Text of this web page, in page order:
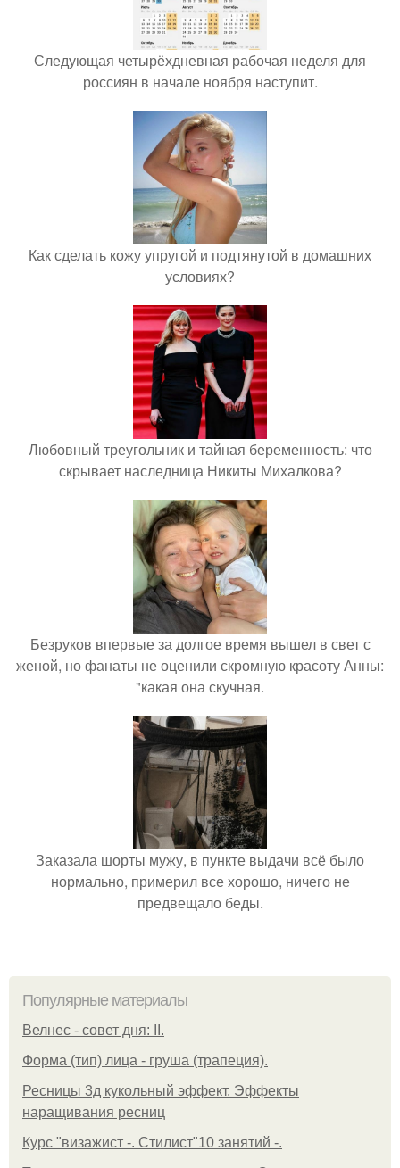
Следующая четырёхдневная рабочая неделя для
россиян в начале ноября наступит.
Как сделать кожу упругой и подтянутой в домашних
условиях?
Любовный треугольник и тайная беременность: что
скрывает наследница Никиты Михалкова?
Безруков впервые за долгое время вышел в свет с
женой, но фанаты не оценили скромную красоту Анны:
"какая она скучная.
Заказала шорты мужу, в пункте выдачи всё было
нормально, примерил все хорошо, ничего не
предвещало беды.
Популярные материалы
Велнес - совет дня: II.
Форма (тип) лица - груша (трапеция).
Ресницы 3д кукольный эффект. Эффекты
наращивания ресниц
Курс "визажист -. Стилист"10 занятий -.